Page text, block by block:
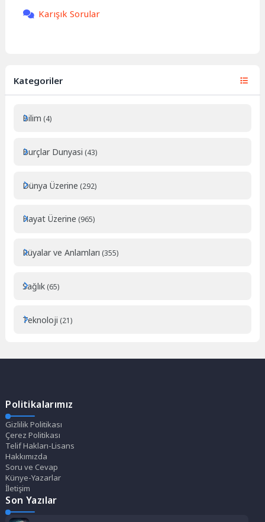
Karışık Sorular
Kategoriler
Bilim (4)
Burçlar Dunyasi (43)
Dünya Üzerine (292)
Hayat Üzerine (965)
Rüyalar ve Anlamları (355)
Sağlık (65)
Teknoloji (21)
Politikalarımız
Gizlilik Politikası
Çerez Politikası
Telif Hakları-Lisans
Hakkımızda
Soru ve Cevap
Künye-Yazarlar
İletişim
Son Yazılar